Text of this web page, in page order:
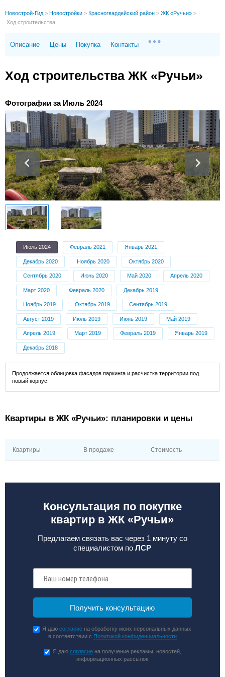
Новострой-Гид > Новостройки > Красногвардейский район > ЖК «Ручьи» >
Ход строительства
Описание Цены Покупка Контакты
Ход строительства ЖК «Ручьи»
Фотографии за Июль 2024
Июль 2024 Февраль 2021 Январь 2021
Декабрь 2020 Ноябрь 2020 Октябрь 2020
Сентябрь 2020 Июнь 2020 Май 2020 Апрель 2020
Март 2020 Февраль 2020 Декабрь 2019
Ноябрь 2019 Октябрь 2019 Сентябрь 2019
Август 2019 Июль 2019 Июнь 2019 Май 2019
Апрель 2019 Март 2019 Февраль 2019 Январь 2019
Декабрь 2018
Продолжается облицовка фасадов паркинга и расчистка территории под
новый корпус.
Квартиры в ЖК «Ручьи»: планировки и цены
Квартиры В продаже Стоимость
Консультация по покупке
квартир в ЖК «Ручьи»
Предлагаем связать вас через 1 минуту со
специалистом поЛСР
Я даюсогласие на обработку моих персональных данных
в соответствии с Политикой конфиденциальности
Я даю согласиена получение рекламы, новостей,
информационных рассылок